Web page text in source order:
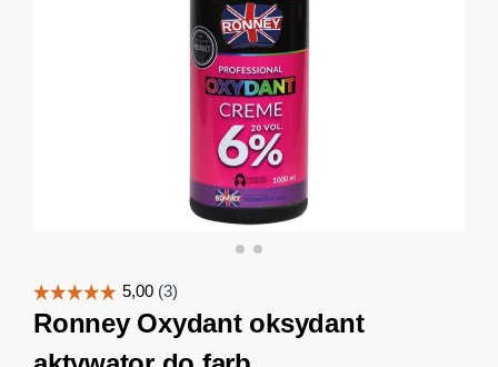
Ronney Oxydant oksydant